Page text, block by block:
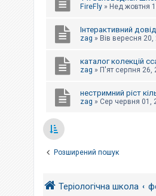
FireFly » Нед жовтня
Інтерактивний
zag » Вів вересня
каталог колекцій
zag » П'ят серпня 26,
нестримний ріст
zag » Сер червня 01,
Розширений пошук
Теріологічна школа